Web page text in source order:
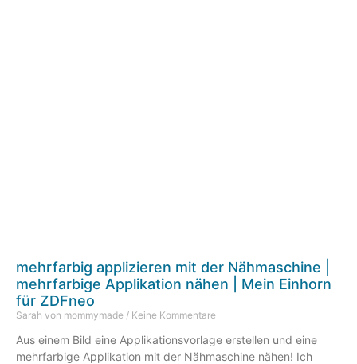
mehrfarbig applizieren mit der Nähmaschine |
mehrfarbige Applikation nähen | Mein Einhorn
für ZDFneo
Sarah von mommymade Keine Kommentare
Aus einem Bild eine Applikationsvorlage erstellen und eine
mehrfarbige Applikation mit der Nähmaschine nähen! Ich